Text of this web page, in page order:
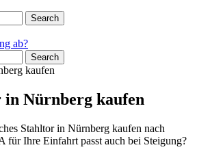
Search
ab?
Search
kaufen
in Nürnberg kaufen
Stahltor in Nürnberg kaufen nach
für Ihre Einfahrt passt auch bei Steigung?